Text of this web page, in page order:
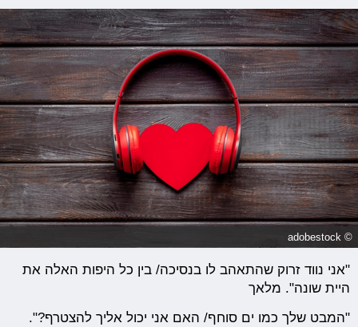
© adobestock
"אני נווד זרוק שהתאהב לו בנסיכה/ בין כל היפות האלה את
היית שונה". מלאך
"המבט שלך כמו ים סוחף/ האם אני יכול אליך להצטרף?".